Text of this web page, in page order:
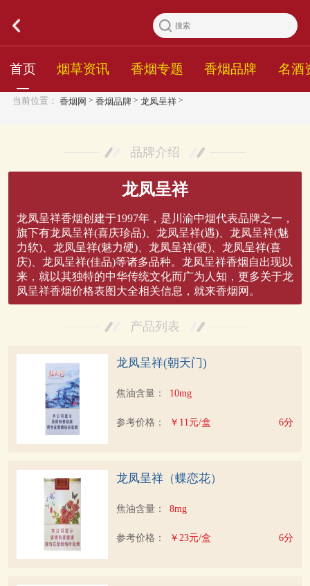
首页 烟草资讯 香烟专题 香烟品牌 名酒
当前位置： 香烟网 > 香烟品牌 > 龙凤呈祥 >
品牌介绍
龙凤呈祥
龙凤呈祥香烟创建于1997年，是川渝中烟代表品牌之一，
旗下有龙凤呈祥(喜庆珍品)、龙凤呈祥(遇)、龙凤呈祥(魅
力软)、龙凤呈祥(魅力硬)、龙凤呈祥(硬)、龙凤呈祥(喜
庆)、龙凤呈祥(佳品)等诸多品种。龙凤呈祥香烟自出现以
来，就以其独特的中华传统文化而广为人知，更多关于龙
凤呈祥香烟价格表图大全相关信息，就来香烟网。
产品列表
龙凤呈祥(朝天门)
焦油含量： 10mg
参考价格： ￥11元/盒 6分
龙凤呈祥（蝶恋花）
焦油含量： 8mg
参考价格： ￥23元/盒 6分